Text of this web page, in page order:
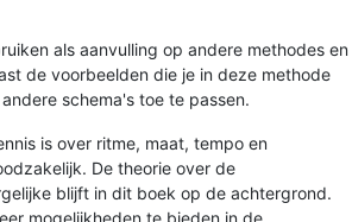
als aanvulling op andere methodes en
de voorbeelden die je in deze methode
schema's toe te passen.
is over ritme, maat, tempo en
De theorie over de
blijft in dit boek op de achtergrond.
mogelijkheden te bieden in de